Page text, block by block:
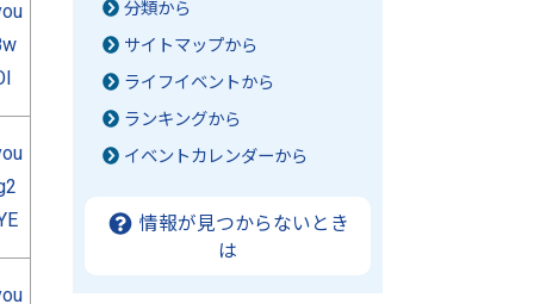
分類から
サイトマップから
ライフイベントから
ランキングから
イベントカレンダーから
情報が見つからないとき
は